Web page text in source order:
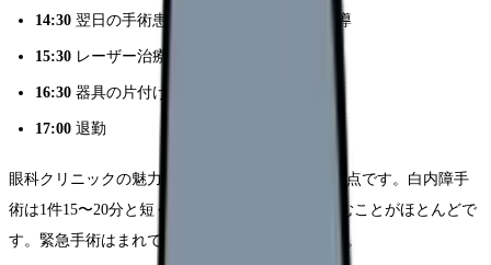
14:30 翌日の手術患者への術前説明・点眼指導
15:30 レーザー治療の介助・検査の補助
16:30 器具の片付け・在庫確認・翌日の準備
17:00 退勤
眼科クリニックの魅力は
点です。白内障手
術は1件15〜20分と短く、スケジュール通りに進むことがほとんどで
す。緊急手術はまれで、ほぼ定時退勤が可能です。